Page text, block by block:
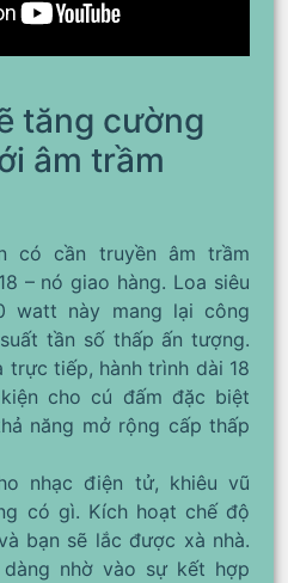
tăng cường
âm trầm
có cần truyền âm trầm
– nó giao hàng. Loa siêu
watt này mang lại công
tần số thấp ấn tượng.
trực tiếp, hành trình dài 18
cho cú đấm đặc biệt
năng mở rộng cấp thấp
nhạc điện tử, khiêu vũ
có gì. Kích hoạt chế độ
bạn sẽ lắc được xà nhà.
nhờ vào sự kết hợp